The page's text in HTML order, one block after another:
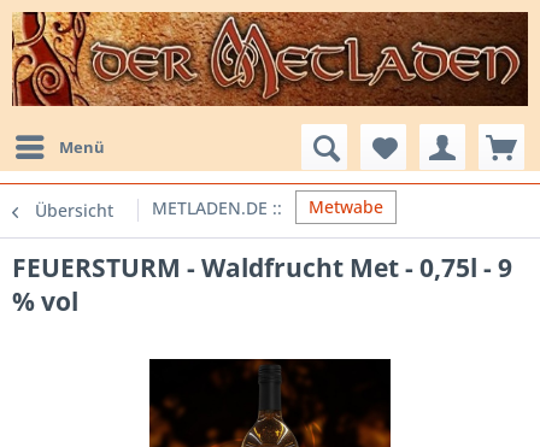
Menü
Übersicht Metwabe
FEUERSTURM - Waldfrucht Met - 0,75l - 9
% vol